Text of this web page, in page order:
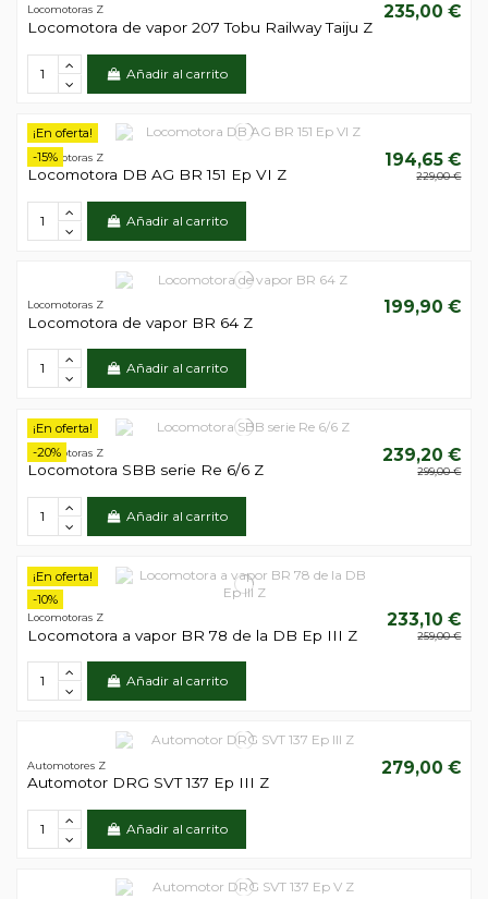
Locomotoras Z
Locomotora de vapor 207 Tobu Railway Taiju Z
235,00 €
Añadir al carrito
¡En oferta!
-15%
Locomotoras Z
Locomotora DB AG BR 151 Ep VI Z
194,65 €
229,00 €
Añadir al carrito
Locomotoras Z
Locomotora de vapor BR 64 Z
199,90 €
Añadir al carrito
¡En oferta!
-20%
Locomotoras Z
Locomotora SBB serie Re 6/6 Z
239,20 €
299,00 €
Añadir al carrito
¡En oferta!
-10%
Locomotoras Z
Locomotora a vapor BR 78 de la DB Ep III Z
233,10 €
259,00 €
Añadir al carrito
Automotores Z
Automotor DRG SVT 137 Ep III Z
279,00 €
Añadir al carrito